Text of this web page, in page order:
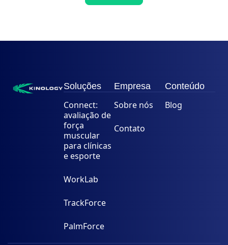
Soluções
Connect:
avaliação de
força
muscular
para clínicas
e esporte
WorkLab
TrackForce
PalmForce
Empresa
Sobre nós
Contato
Conteúdo
Blog